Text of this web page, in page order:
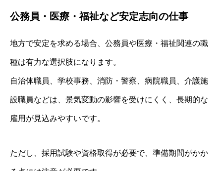
公務員・医療・福祉など安定志向の仕事
地方で安定を求める場合、公務員や医療・福祉関連の職
種は有力な選択肢になります。
自治体職員、学校事務、消防・警察、病院職員、介護施
設職員などは、景気変動の影響を受けにくく、長期的な
雇用が見込みやすいです。
ただし、採用試験や資格取得が必要で、準備期間がかか